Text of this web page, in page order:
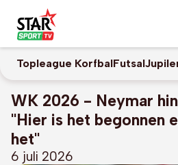
Topleague KorfbalFutsal
WK 2026 - Neymar
"Hier is het begonnen
het"
6 juli 2026